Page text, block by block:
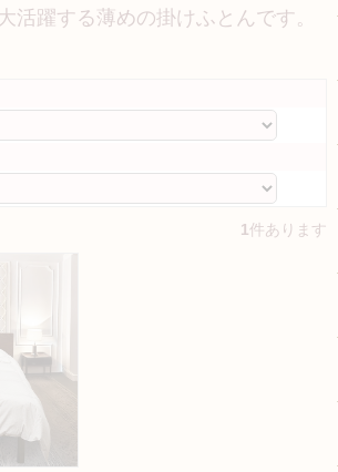
活躍する薄めの掛けふとんです。
1件あります